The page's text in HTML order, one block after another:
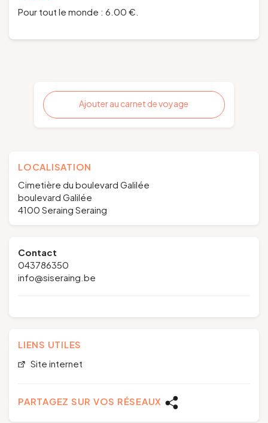
Pour tout le monde : 6.00 €.
Ajouter au carnet de voyage
LOCALISATION
Cimetière du boulevard Galilée
boulevard Galilée
4100 Seraing Seraing
Contact
043786350
info@siseraing.be
LIENS UTILES
Site internet
PARTAGEZ SUR VOS RÉSEAUX